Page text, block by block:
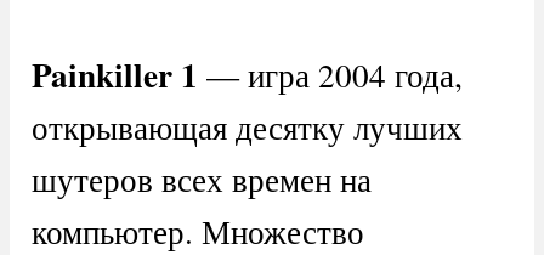
Painkiller1 — игра 2004 года,
открывающая десятку лучших
шутеров всех времен на
компьютер. Множество